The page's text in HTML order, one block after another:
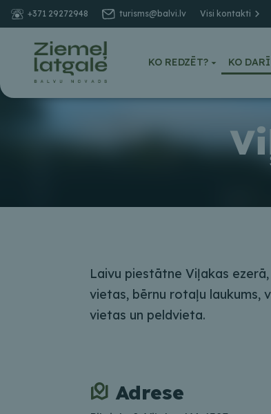
+371 29272948 turisms@balvi.lv Visi kontakti
KO REDZĒT? KO
Laivu piestātne Viļakas
vietas, bērnu rotaļu laukums,
vietas un peldvieta.
Adrese